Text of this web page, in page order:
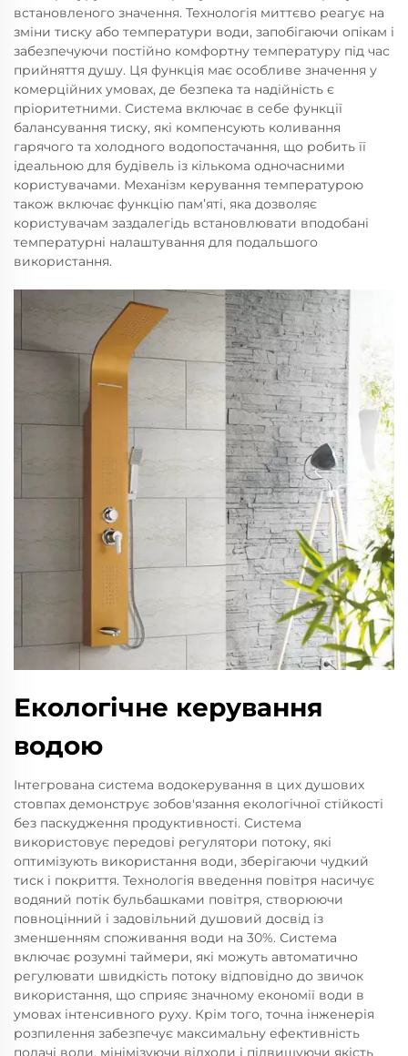
встановленого значення. Технологія миттєво реагує на
зміни тиску або температури води, запобігаючи опікам і
забезпечуючи постійно комфортну температуру під час
прийняття душу. Ця функція має особливе значення у
комерційних умовах, де безпека та надійність є
пріоритетними. Система включає в себе функції
балансування тиску, які компенсують коливання
гарячого та холодного водопостачання, що робить її
ідеальною для будівель із кількома одночасними
користувачами. Механізм керування температурою
також включає функцію пам’яті, яка дозволяє
користувачам заздалегідь встановлювати вподобані
температурні налаштування для подальшого
використання.
Екологічне керування
водою
Інтегрована система водокерування в цих душових
стовпах демонструє зобов'язання екологічної стійкості
без паскудження продуктивності. Система
використовує передові регулятори потоку, які
оптимізують використання води, зберігаючи чудкий
тиск і покриття. Технологія введення повітря насичує
водяний потік бульбашками повітря, створюючи
повноцінний і задовільний душовий досвід із
зменшенням споживання води на 30%. Система
включає розумні таймери, які можуть автоматично
регулювати швидкість потоку відповідно до звичок
використання, що сприяє значному економії води в
умовах інтенсивного руху. Крім того, точна інженерія
розпилення забезпечує максимальну ефективність
подачі води, мінімізуючи відходи і підвищуючи якість